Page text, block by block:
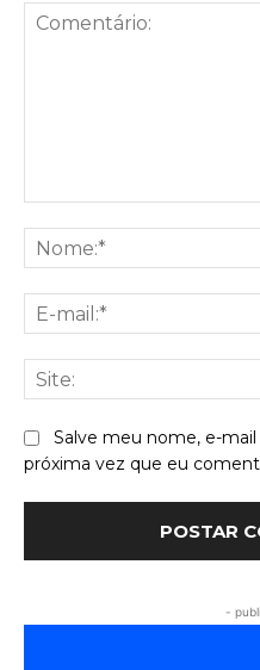
Salve meu nome, e-
próxima vez que eu
-